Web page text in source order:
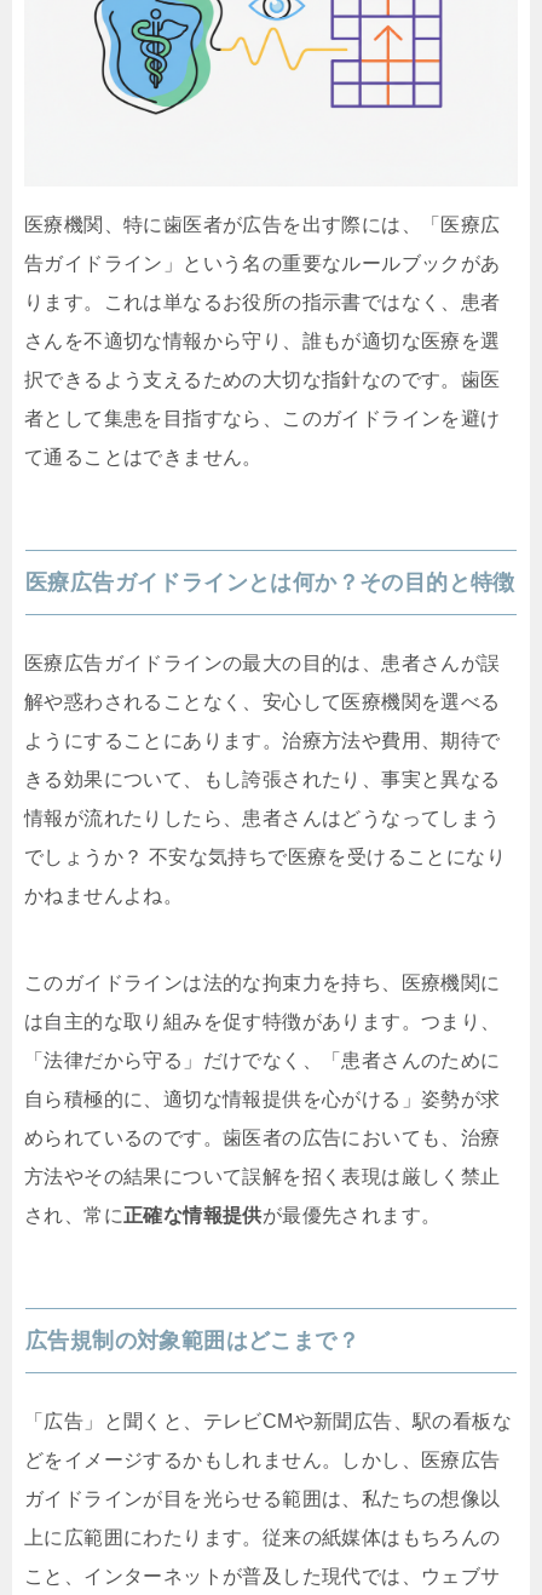
医療機関、特に歯医者が広告を出す際には、「医療広
告ガイドライン」という名の重要なルールブックがあ
ります。これは単なるお役所の指示書ではなく、患者
さんを不適切な情報から守り、誰もが適切な医療を選
択できるよう支えるための大切な指針なのです。歯医
者として集患を目指すなら、このガイドラインを避け
て通ることはできません。
医療広告ガイドラインとは何か？その目的と特徴
医療広告ガイドラインの最大の目的は、患者さんが誤
解や惑わされることなく、安心して医療機関を選べる
ようにすることにあります。治療方法や費用、期待で
きる効果について、もし誇張されたり、事実と異なる
情報が流れたりしたら、患者さんはどうなってしまう
でしょうか？ 不安な気持ちで医療を受けることになり
かねませんよね。
このガイドラインは法的な拘束力を持ち、医療機関に
は自主的な取り組みを促す特徴があります。つまり、
「法律だから守る」だけでなく、「患者さんのために
自ら積極的に、適切な情報提供を心がける」姿勢が求
められているのです。歯医者の広告においても、治療
方法やその結果について誤解を招く表現は厳しく禁止
され、常に正確な情報提供が最優先されます。
広告規制の対象範囲はどこまで？
「広告」と聞くと、テレビCMや新聞広告、駅の看板な
どをイメージするかもしれません。しかし、医療広告
ガイドラインが目を光らせる範囲は、私たちの想像以
上に広範囲にわたります。従来の紙媒体はもちろんの
こと、インターネットが普及した現代では、ウェブサ